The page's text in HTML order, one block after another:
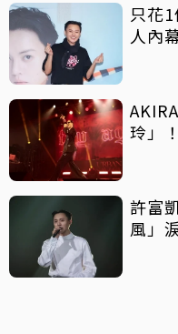
只花
人內
玲」
許富
風」